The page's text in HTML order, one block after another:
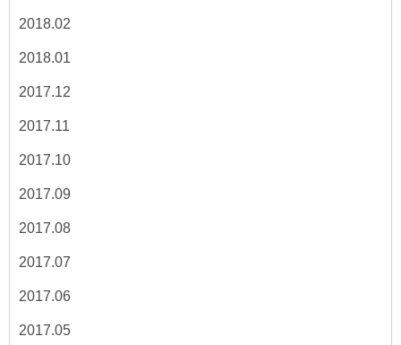
2018.02
2018.01
2017.12
2017.11
2017.10
2017.09
2017.08
2017.07
2017.06
2017.05